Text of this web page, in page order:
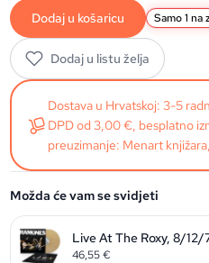
Dodaj u košaricu Samo 1 na
Dodaj u listu želja
Dostava u Hrvatskoj: 3-5
DPD od 3,00 €, besplatno
preuzimanje: Menart
Možda će vam se svidjeti
Live At The Roxy, 8/12/
46,55€